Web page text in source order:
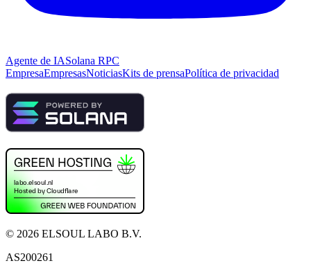
Agente de IASolana RPC
EmpresaEmpresasNoticiasKits de prensaPolítica de privacidad
© 2026 ELSOUL LABO B.V.
AS200261